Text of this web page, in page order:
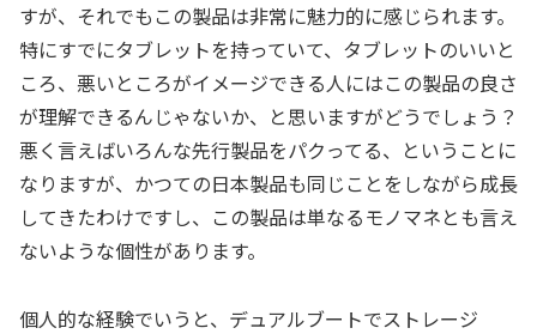
すが、それでもこの製品は非常に魅力的に感じられます。
特にすでにタブレットを持っていて、タブレットのいいと
ころ、悪いところがイメージできる人にはこの製品の良さ
が理解できるんじゃないか、と思いますがどうでしょう？
悪く言えばいろんな先行製品をパクってる、ということに
なりますが、かつての日本製品も同じことをしながら成長
してきたわけですし、この製品は単なるモノマネとも言え
ないような個性があります。
個人的な経験でいうと、デュアルブートでストレージ